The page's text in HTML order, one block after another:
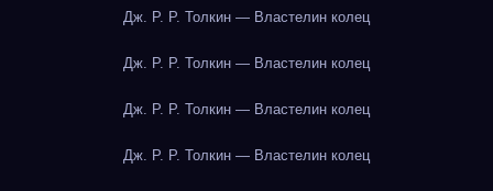
Дж. Р. Р. Толкин — Властелин колец
Дж. Р. Р. Толкин — Властелин колец
Дж. Р. Р. Толкин — Властелин колец
Дж. Р. Р. Толкин — Властелин колец